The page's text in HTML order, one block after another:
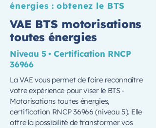
énergies : obtenez le BTS
VAE BTS motorisations
toutes énergies
Niveau 5 • Certification RNCP
36966
La VAE vous permet de faire reconnaître
votre expérience pour viser le BTS -
Motorisations toutes énergies,
certification RNCP 36966 (niveau 5). Elle
offre la possibilité de transformer vos